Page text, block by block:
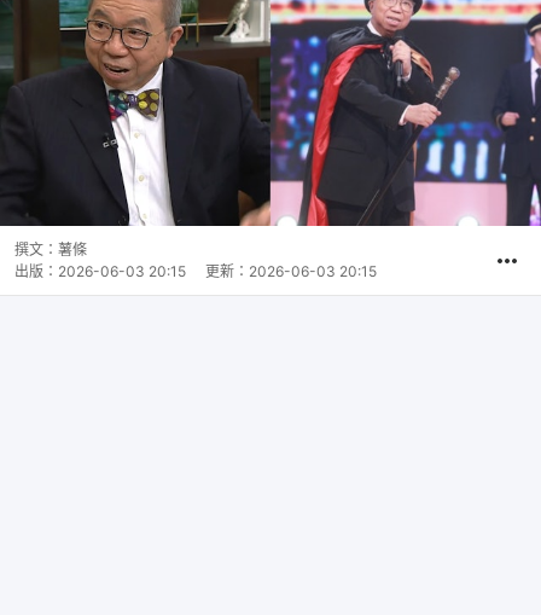
撰文： 薯條
出版： 2026-06-03 20:15 更新： 2026-06-03 20:15